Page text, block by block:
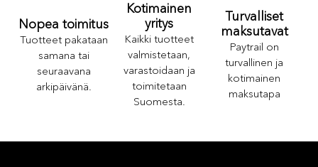
Nopea toimitus
Tuotteet pakataan
samana tai
seuraavana
arkipäivänä.
Kotimainen
yritys
Kaikki tuotteet
valmistetaan,
varastoidaan ja
toimitetaan
Suomesta.
Turvalliset
maksutavat
Paytrail on
turvallinen ja
kotimainen
maksutapa